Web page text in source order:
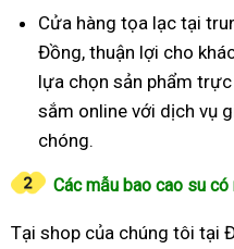
Cửa hàng tọa lạc tại
Đồng, thuận lợi cho
lựa chọn sản phẩm
sắm online với dịch vụ
chóng.
Các mẫu bao cao su
Tại shop của chúng tôi tại